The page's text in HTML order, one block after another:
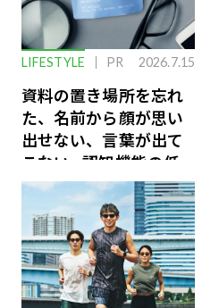
LIFESTYLE PR 2026.7.15
資料の置き場所を忘れ
た、名前から顔が思い
出せない、言葉が出て
こない…認知機能の低
下を救う、脳のインナ
ーケアとは